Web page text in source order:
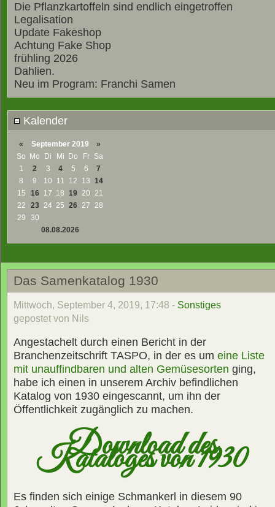
Die Pflanzkartoffeln sind endlich eingetroffen
Legalisation
Update Fakeshop
Achtung Fake Shop
frühling 2026
Dahlien.
Neu im Program: Franchi Samen
Kalender
« September 2019
»
So Mo Di Mi Do Fr
Sa
1
2 3 4 5 6
7
8
9 10 11 12 13 14
15
16 17 18 19 20 21
22
23 24 25 26 27 28
29
30
08.08.2026
Das Samenkatalog 1930
Mittwoch, September 4, 2019, 17:48 - Sonstiges
gepostet von Nils
Angestachelt durch einen Bericht in der
Branchenzeitschrift TASPO, in der es um eine Liste
mit unauffindbaren und alten Gemüsesorten ging,
habe ich einen in unserem Archiv befindlichen
Katalog von 1930 eingescannt, um ihn der
Öffentlichkeit zugänglich zu machen.
Download des
Kataloges von 1930
Es finden sich einige Schmankerl in diesem 90